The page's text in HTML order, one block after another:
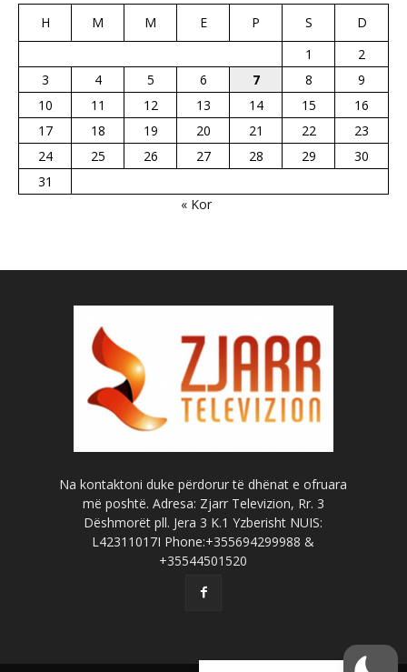
H M M E P S
D
1
2
3
4 5 6 7 8
9
10
11 12 13 14 15
16
17
18 19 20 21 22
23
24
25 26 27 28 29
30
31
« Kor
Na kontaktoni duke përdorur të dhënat e ofruara
më poshtë. Adresa: Zjarr Televizion, Rr. 3
Dëshmorët pll. Jera 3 K.1 Yzberisht NUIS:
L42311017I Phone:+355694299988 &
+35544501520